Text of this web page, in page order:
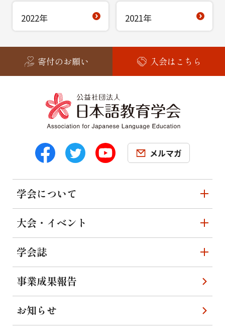
2022年 2021年
寄付のお願い 入会はこちら
メルマガ
学会について
大会・イベント
学会誌
事業成果報告
お知らせ